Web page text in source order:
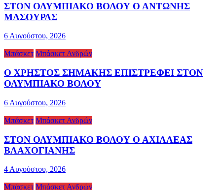
ΣΤΟΝ ΟΛΥΜΠΙΑΚΟ ΒΟΛΟΥ Ο ΑΝΤΩΝΗΣ
ΜΑΣΟΥΡΑΣ
6 Αυγούστου, 2026
Μπάσκετ Μπάσκετ Ανδρών
Ο ΧΡΗΣΤΟΣ ΣΗΜΑΚΗΣ ΕΠΙΣΤΡΕΦΕΙ ΣΤΟΝ
ΟΛΥΜΠΙΑΚΟ ΒΟΛΟΥ
6 Αυγούστου, 2026
Μπάσκετ Μπάσκετ Ανδρών
ΣΤΟΝ ΟΛΥΜΠΙΑΚΟ ΒΟΛΟΥ Ο ΑΧΙΛΛΕΑΣ
ΒΛΑΧΟΓΙΑΝΗΣ
4 Αυγούστου, 2026
Μπάσκετ Μπάσκετ Ανδρών